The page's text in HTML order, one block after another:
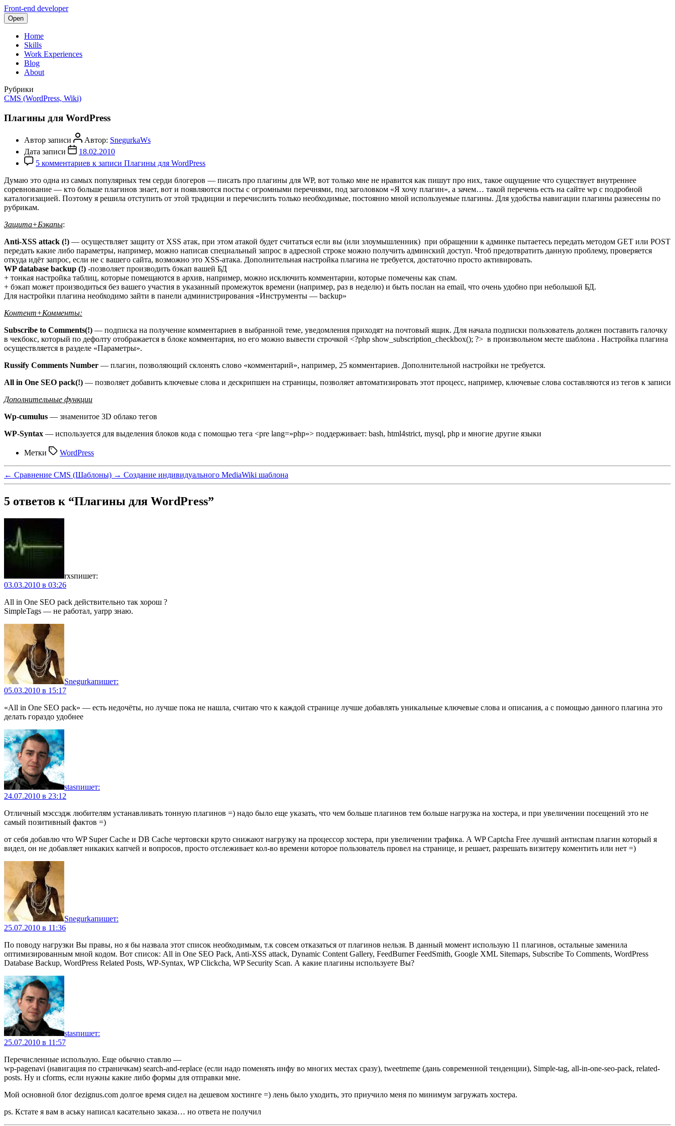
Front-end developer
Open
Home
Skills
Work Experiences
Blog
About
Рубрики
CMS (WordPress, Wiki)
Плагины для WordPress
Автор записи Автор: SnegurkaWs
Дата записи
18.02.2010
5 комментариев к записи Плагины для WordPress
Думаю это одна из самых популярных тем серди блогеров — писать про плагины для WP, вот только мне не нравится как пишут про них, такое ощущение что существует внутреннее
соревнование — кто больше плагинов знает, вот и появляются посты с огромными перечнями, под заголовком «Я хочу плагин», а зачем… такой перечень есть на сайте wp с подробной
каталогизацией. Поэтому я решила отступить от этой традиции и перечислить только необходимые, постоянно мной используемые плагины. Для удобства навигации плагины разнесены по
рубрикам.
Защита+Бэкапы:
Anti-XSS attack (!) — осуществляет защиту от XSS атак, при этом атакой будет считаться если вы (или злоумышленник) при обращении к админке пытаетесь передать методом GET или POST
передать какие либо параметры, например, можно написав специальный запрос в адресной строке можно получить админский доступ. Чтоб предотвратить данную проблему, проверяется
откуда идёт запрос, если не с вашего сайта, возможно это XSS-атака. Дополнительная настройка плагина не требуется, достаточно просто активировать.
WP database backup (!) -позволяет производить бэкап вашей БД
+ тонкая настройка таблиц, которые помещаются в архив, например, можно исключить комментарии, которые помечены как спам.
+ бэкап может производиться без вашего участия в указанный промежуток времени (например, раз в неделю) и быть послан на email, что очень удобно при небольшой БД.
Для настройки плагина необходимо зайти в панели администрирования «Инструменты — backup»
Контент+Комменты:
Subscribe to Comments(!) — подписка на получение комментариев в выбранной теме, уведомления приходят на почтовый ящик. Для начала подписки пользователь должен поставить галочку
в чекбокс, который по дефолту отображается в блоке комментария, но его можно вывести строчкой <?php show_subscription_checkbox(); ?> в произвольном месте шаблона . Настройка плагина
осуществляется в разделе «Параметры».
Russify Comments Number — плагин, позволяющий склонять слово «комментарий», например, 25 комментариев. Дополнительной настройки не требуется.
All in One SEO pack(!) — позволяет добавить ключевые слова и дескрипшен на страницы, позволяет автоматизировать этот процесс, например, ключевые слова составляются из тегов к записи
Дополнительные функции
Wp-cumulus — знаменитое 3D облако тегов
WP-Syntax — используется для выделения блоков кода с помощью тега <pre lang=»php»> поддерживает: bash, html4strict, mysql, php и многие другие языки
Метки WordPress
← Сравнение CMS (Шаблоны) → Создание индивидуального MediaWiki шаблона
5 ответов к “Плагины для WordPress”
rxsпишет:
03.03.2010 в 03:26
All in One SEO pack действительно так хорош ?
SimpleTags — не работал, yarpp знаю.
Snegurkaпишет:
05.03.2010 в 15:17
«All in One SEO pack» — есть недочёты, но лучше пока не нашла, считаю что к каждой странице лучше добавлять уникальные ключевые слова и описания, а с помощью данного плагина это
делать гораздо удобнее
stasпишет:
24.07.2010 в 23:12
Отличный мэссэдж любителям устанавливать тонную плагинов =) надо было еще указать, что чем больше плагинов тем больше нагрузка на хостера, и при увеличении посещений это не
самый позитивный фактов =)
от себя добавлю что WP Super Cache и DB Cache чертовски круто снижают нагрузку на процессор хостера, при увеличении трафика. А WP Captcha Free лучший антиспам плагин который я
видел, он не добавляет никаких капчей и вопросов, просто отслеживает кол-во времени которое пользователь провел на странице, и решает, разрешать визитеру коментить или нет =)
Snegurkaпишет:
25.07.2010 в 11:36
По поводу нагрузки Вы правы, но я бы назвала этот список необходимым, т.к совсем отказаться от плагинов нельзя. В данный момент использую 11 плагинов, остальные заменила
оптимизированным мной кодом. Вот список: All in One SEO Pack, Anti-XSS attack, Dynamic Content Gallery, FeedBurner FeedSmith, Google XML Sitemaps, Subscribe To Comments, WordPress
Database Backup, WordPress Related Posts, WP-Syntax, WP Clickcha, WP Security Scan. А какие плагины используете Вы?
stasпишет:
25.07.2010 в 11:57
Перечисленные использую. Еще обычно ставлю —
wp-pagenavi (навигация по страничкам) search-and-replace (если надо поменять инфу во многих местах сразу), tweetmeme (дань современной тенденции), Simple-tag, all-in-one-seo-pack, related-
posts. Ну и cforms, если нужны какие либо формы для отправки мне.
Мой основной блог dezignus.com долгое время сидел на дешевом хостинге =) лень было уходить, это приучило меня по минимум загружать хостера.
ps. Кстате я вам в аську написал касательно заказа… но ответа не получил